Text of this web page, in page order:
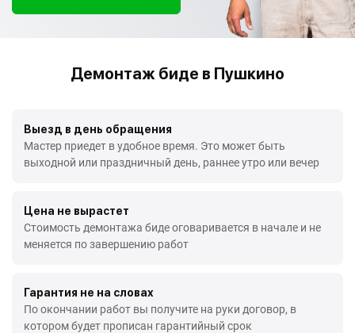
Демонтаж биде в Пушкино
Выезд в день обращения
Мастер приедет в удобное время. Это может быть
выходной или праздничный день, раннее утро или вечер
Цена не вырастет
Стоимость демонтажа биде оговаривается в начале и не
меняется по завершению работ
Гарантия не на словах
По окончании работ вы получите на руки договор, в
котором будет прописан гарантийный срок